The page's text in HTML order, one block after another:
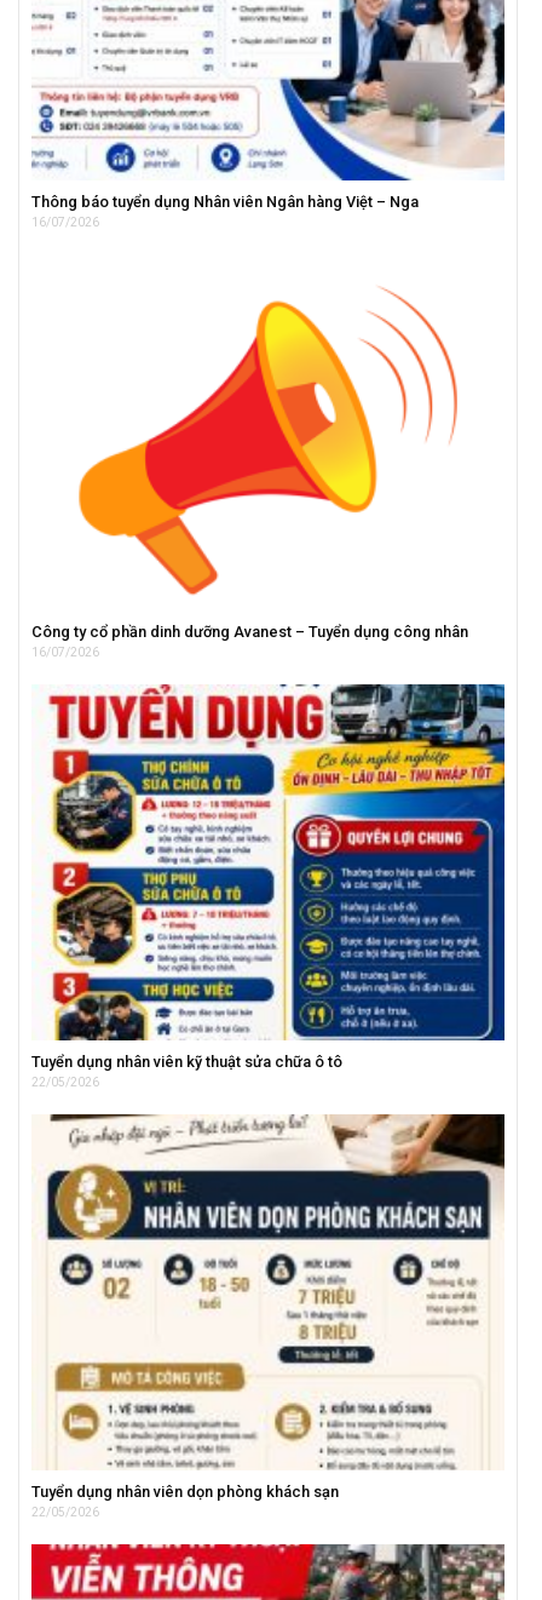
Thông báo tuyển dụng Nhân viên Ngân hàng Việt – Nga
16/07/2026
Công ty cổ phần dinh dưỡng Avanest – Tuyển dụng công nhân
16/07/2026
Tuyển dụng nhân viên kỹ thuật sửa chữa ô tô
22/05/2026
Tuyển dụng nhân viên dọn phòng khách sạn
22/05/2026